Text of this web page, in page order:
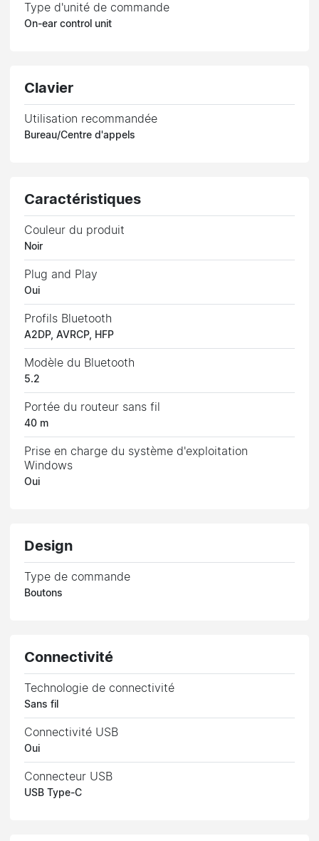
Type d'unité de commande
On-ear control unit
Clavier
Utilisation recommandée
Bureau/Centre d'appels
Caractéristiques
Couleur du produit
Noir
Plug and Play
Oui
Profils Bluetooth
A2DP, AVRCP, HFP
Modèle du Bluetooth
5.2
Portée du routeur sans fil
40 m
Prise en charge du système d'exploitation
Windows
Oui
Design
Type de commande
Boutons
Connectivité
Technologie de connectivité
Sans fil
Connectivité USB
Oui
Connecteur USB
USB Type-C